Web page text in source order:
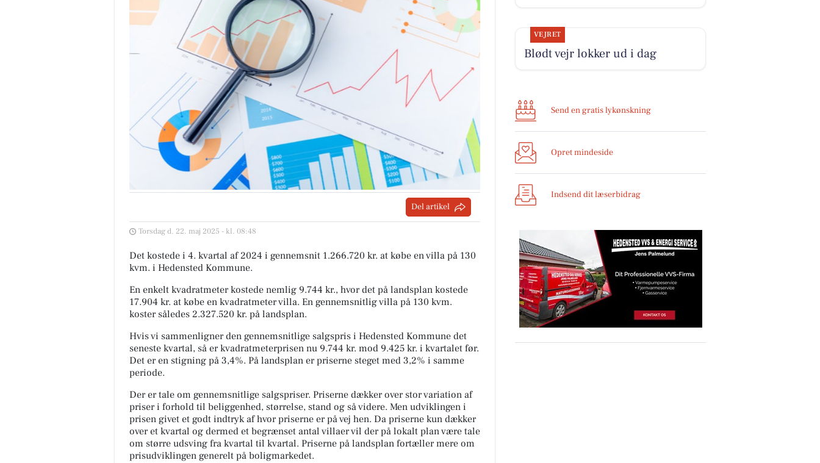
Del artikel
Torsdag d. 22. maj 2025 - kl. 08:48
Det kostede i 4. kvartal af 2024 i gennemsnit 1.266.720 kr. at købe en villa på 130
kvm. i Hedensted Kommune.
En enkelt kvadratmeter kostede nemlig 9.744 kr., hvor det på landsplan kostede
17.904 kr. at købe en kvadratmeter villa. En gennemsnitlig villa på 130 kvm.
koster således 2.327.520 kr. på landsplan.
Hvis vi sammenligner den gennemsnitlige salgspris i Hedensted Kommune det
seneste kvartal, så er kvadratmeterprisen nu 9.744 kr. mod 9.425 kr. i kvartalet før.
Det er en stigning på 3,4%. På landsplan er priserne steget med 3,2% i samme
periode.
Der er tale om gennemsnitlige salgspriser. Priserne dækker over stor variation af
priser i forhold til beliggenhed, størrelse, stand og så videre. Men udviklingen i
prisen givet et godt indtryk af hvor priserne er på vej hen. Da priserne kun dækker
over et kvartal og dermed et begrænset antal villaer vil der på lokalt plan være tale
om større udsving fra kvartal til kvartal. Priserne på landsplan fortæller mere om
prisudviklingen generelt på boligmarkedet.
VEJRET
Blødt vejr lokker ud i dag
Send en gratis lykønskning
Opret mindeside
Indsend dit læserbidrag